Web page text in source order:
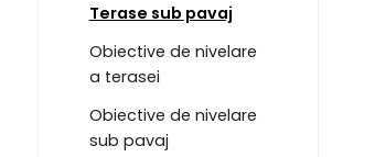
Terase sub pavaj
Obiective de nivelare
a terasei
Obiective de nivelare
sub pavaj